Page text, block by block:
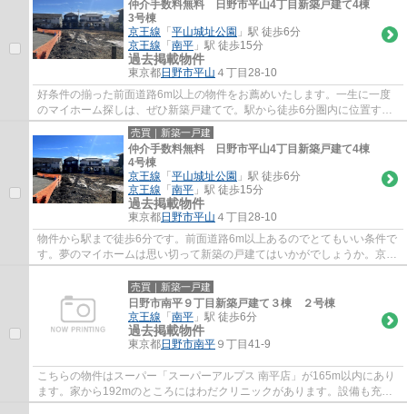
仲介手数料無料 日野市平山4丁目新築戸建て4棟
3号棟
京王線 「 平山城址公園 」駅 徒歩6分
京王線 「 南平 」駅 徒歩15分
過去掲載物件
東京都日野市平山 ４丁目28-10
好条件の揃った前面道路6m以上の物件をお薦めいたします。一生に一度
のマイホーム探しは、ぜひ新築戸建てで。駅から徒歩6分圏内に位置する
物件です。日野市より、お客様が満足のいく戸...
売買｜新築一戸建
仲介手数料無料 日野市平山4丁目新築戸建て4棟
4号棟
京王線 「 平山城址公園 」駅 徒歩6分
京王線 「 南平 」駅 徒歩15分
過去掲載物件
東京都日野市平山 ４丁目28-10
物件から駅まで徒歩6分です。前面道路6m以上あるのでとてもいい条件で
す。夢のマイホームは思い切って新築の戸建てはいかがでしょうか。京王
線平山城址公園周辺で気になる物件が見つか...
売買｜新築一戸建
日野市南平９丁目新築戸建て３棟 ２号棟
京王線 「 南平 」駅 徒歩6分
過去掲載物件
東京都日野市南平 ９丁目41-9
こちらの物件はスーパー「スーパーアルプス 南平店」が165m以内にあり
ます。家から192mのところにはわだクリニックがあります。設備も充実
している新築戸建ての物件はいかがでしょうか...